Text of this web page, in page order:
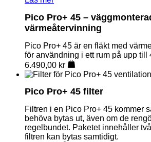
Pico Pro+ 45 –
värmeåtervinning
Pico Pro+ 45 är en fläkt med
för användning i ett rum på upp till
6.490,00 kr
Pico Pro+ 45 filter
Filtren i en Pico Pro+ 45 kommer
behöva bytas ut, även om de
regelbundet. Paketet innehåller
filtren kan bytas samtidigt.